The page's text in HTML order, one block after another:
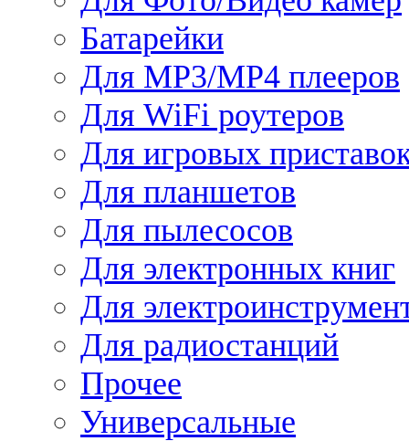
Батарейки
Для MP3/MP4 плееров
Для WiFi роутеров
Для игровых
Для планшетов
Для пылесосов
Для электронных книг
Для
Для радиостанций
Прочее
Универсальные